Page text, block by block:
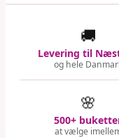
🚚
Levering til
og hele
🌸
500+
at vælge